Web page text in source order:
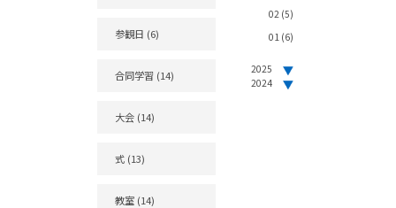
参観日 (6)
合同学習 (14)
大会(14)
式(13)
教室(14)
02 (5)
01 (6)
2025
2024